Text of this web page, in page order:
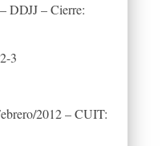
DDJJ – Cierre:
3
2012 – CUIT: